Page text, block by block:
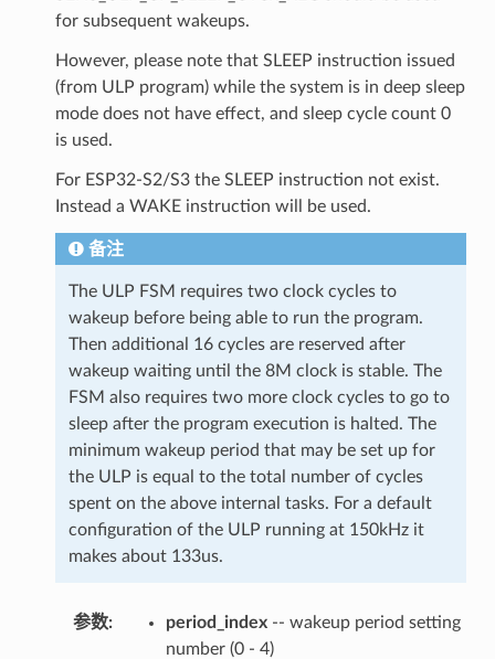
for subsequent wakeups.
However, please note that SLEEP instruction issued
(from ULP program) while the system is in deep sleep
mode does not have effect, and sleep cycle count 0
is used.
For ESP32-S2/S3 the SLEEP instruction not exist.
Instead a WAKE instruction will be used.
备注
The ULP FSM requires two clock cycles to
wakeup before being able to run the program.
Then additional 16 cycles are reserved after
wakeup waiting until the 8M clock is stable. The
FSM also requires two more clock cycles to go to
sleep after the program execution is halted. The
minimum wakeup period that may be set up for
the ULP is equal to the total number of cycles
spent on the above internal tasks. For a default
configuration of the ULP running at 150kHz it
makes about 133us.
参数: period_index-- wakeup period setting
number (0 - 4)